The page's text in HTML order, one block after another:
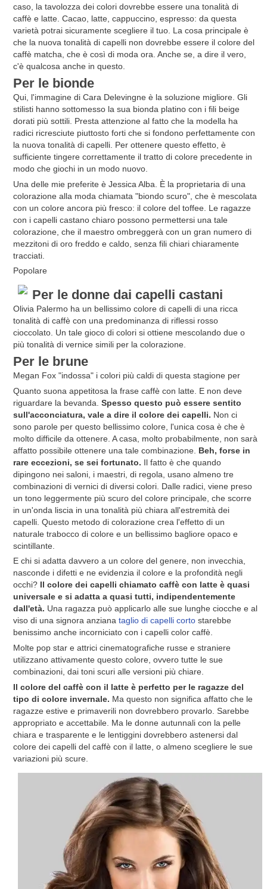
caso, la tavolozza dei colori dovrebbe essere una tonalità di
caffè e latte. Cacao, latte, cappuccino, espresso: da questa
varietà potrai sicuramente scegliere il tuo. La cosa principale è
che la nuova tonalità di capelli non dovrebbe essere il colore del
caffè matcha, che è così di moda ora. Anche se, a dire il vero,
c'è qualcosa anche in questo.
Per le bionde
Qui, l'immagine di Cara Delevingne è la soluzione migliore. Gli
stilisti hanno sottomesso la sua bionda platino con i fili beige
dorati più sottili. Presta attenzione al fatto che la modella ha
radici ricresciute piuttosto forti che si fondono perfettamente con
la nuova tonalità di capelli. Per ottenere questo effetto, è
sufficiente tingere correttamente il tratto di colore precedente in
modo che giochi in un modo nuovo.
Una delle mie preferite è Jessica Alba. È la proprietaria di una
colorazione alla moda chiamata "biondo scuro", che è mescolata
con un colore ancora più fresco: il colore del toffee. Le ragazze
con i capelli castano chiaro possono permettersi una tale
colorazione, che il maestro ombreggerà con un gran numero di
mezzitoni di oro freddo e caldo, senza fili chiari chiaramente
tracciati.
Popolare
Per le donne dai capelli castani
Olivia Palermo ha un bellissimo colore di capelli di una ricca
tonalità di caffè con una predominanza di riflessi rosso
cioccolato. Un tale gioco di colori si ottiene mescolando due o
più tonalità di vernice simili per la colorazione.
Per le brune
Megan Fox "indossa" i colori più caldi di questa stagione per
Quanto suona appetitosa la frase caffè con latte. E non deve
riguardare la bevanda. Spesso questo può essere sentito
sull'acconciatura, vale a dire il colore dei capelli. Non ci
sono parole per questo bellissimo colore, l'unica cosa è che è
molto difficile da ottenere. A casa, molto probabilmente, non sarà
affatto possibile ottenere una tale combinazione. Beh, forse in
rare eccezioni, se sei fortunato. Il fatto è che quando
dipingono nei saloni, i maestri, di regola, usano almeno tre
combinazioni di vernici di diversi colori. Dalle radici, viene preso
un tono leggermente più scuro del colore principale, che scorre
in un'onda liscia in una tonalità più chiara all'estremità dei
capelli. Questo metodo di colorazione crea l'effetto di un
naturale trabocco di colore e un bellissimo bagliore opaco e
scintillante.
E chi si adatta davvero a un colore del genere, non invecchia,
nasconde i difetti e ne evidenzia il colore e la profondità negli
occhi? Il colore dei capelli chiamato caffè con latte è quasi
universale e si adatta a quasi tutti, indipendentemente
dall'età. Una ragazza può applicarlo alle sue lunghe ciocche e al
viso di una signora anziana taglio di capelli corto starebbe
benissimo anche incorniciato con i capelli color caffè.
Molte pop star e attrici cinematografiche russe e straniere
utilizzano attivamente questo colore, ovvero tutte le sue
combinazioni, dai toni scuri alle versioni più chiare.
Il colore del caffè con il latte è perfetto per le ragazze del
tipo di colore invernale. Ma questo non significa affatto che le
ragazze estive e primaverili non dovrebbero provarlo. Sarebbe
appropriato e accettabile. Ma le donne autunnali con la pelle
chiara e trasparente e le lentiggini dovrebbero astenersi dal
colore dei capelli del caffè con il latte, o almeno scegliere le sue
variazioni più scure.